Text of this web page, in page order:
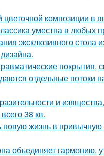
композиции в
уместна в любых
эксклюзивного стола
покрытия,
отдельные потоки
и
38 кв.
новую жизнь в
объединяет гармонию,